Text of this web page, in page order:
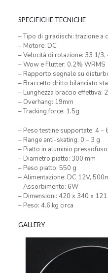
SPECIFICHE TECNICHE
– Tipo di giradischi: trazione a
– Motore: DC
– Velocità di rotazione: 33 1/3,
– Wow e Flutter: 0.2% WRMS
– Rapporto segnale su
– Braccetto dritto bilanciato
– Lunghezza braccio effettiva:
– Overhang: 19mm
– Tracking force: 1.5g
– Peso testine supportate: 4 –
– Range anti-skating: 0 – 3 g
– Piatto in aluminio pressofuso
– Diametro piatto: 300 mm
– Peso piatto: 550 g
– Alimentazione: DC 12V,
– Assorbimento: 6W
– Dimensioni: 420 x 340 x
– Peso: 4.6 kg circa
GALLERY